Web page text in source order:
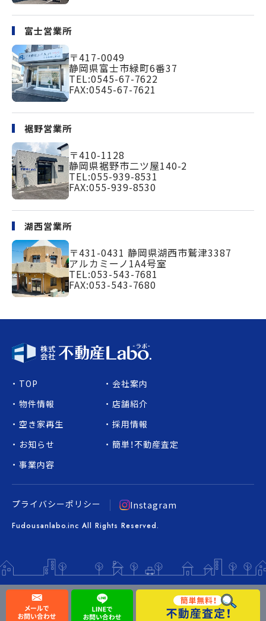
富士営業所
〒417-0049
静岡県富士市緑町6番37
TEL:0545-67-7622
FAX:0545-67-7621
裾野営業所
〒410-1128
静岡県裾野市二ツ屋140-2
TEL:055-939-8531
FAX:055-939-8530
湖西営業所
〒431-0431 静岡県湖西市鷲津3387
アルカミーノ1A4号室
TEL:053-543-7681
FAX:053-543-7680
プライバシーポリシー Instagram
Fudousanlabo.inc All Rights Reserved.
TOP
お知らせ
店舗紹介
物件情報
事業内容
採用情報
空き家再生
会社案内
簡単！不動産査定